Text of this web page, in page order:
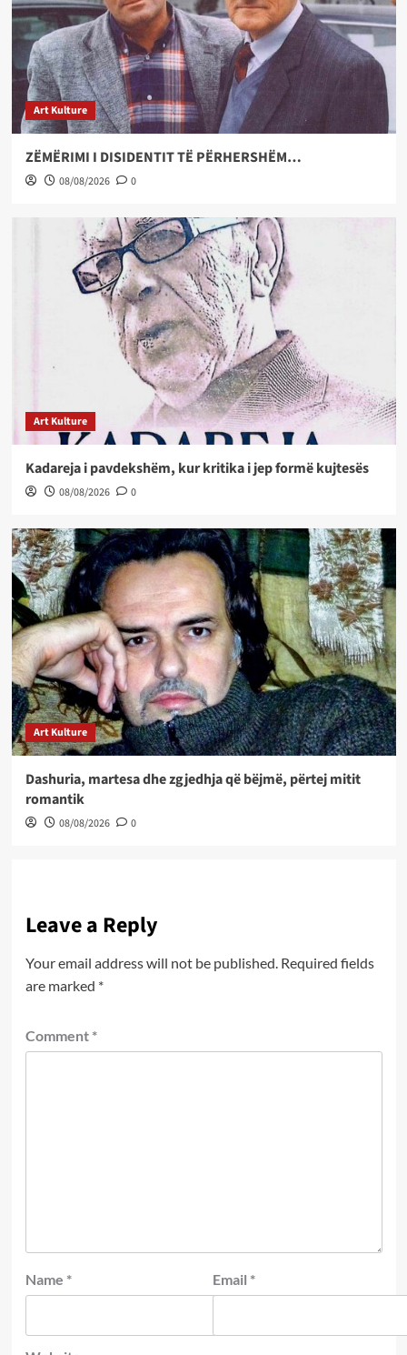
Art Kulture
ZËMËRIMI I DISIDENTIT TË PËRHERSHËM…
08/08/2026 0
Art Kulture
Kadareja i pavdekshëm, kur kritika i jep formë kujtesës
08/08/2026 0
Art Kulture
Dashuria, martesa dhe zgjedhja që bëjmë, përtej mitit
romantik
08/08/2026 0
Leave a Reply
Your email address will not be published. Required fields
are marked *
Comment *
Name * Email *